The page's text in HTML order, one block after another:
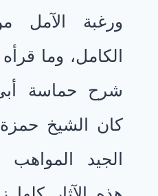
ورغبة
الكامل، وما
شرح حماسة
كان الشيخ حمزة
الجيد المواهب